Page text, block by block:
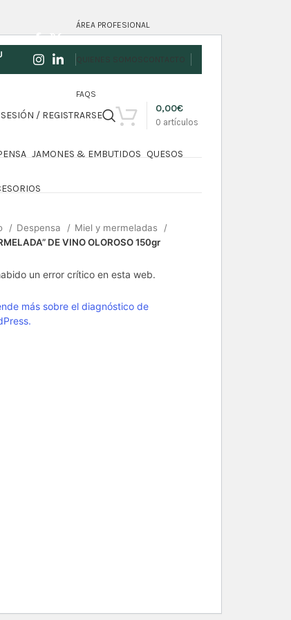
ÁREA PROFESIONAL
FAQS
/ REGISTRARSE
0 artículos
0,00€
JAMONES & EMBUTIDOS QUESOS
Despensa
Miel y mermeladas
DE VINO OLOROSO 150gr
un error crítico en esta web.
más sobre el diagnóstico de